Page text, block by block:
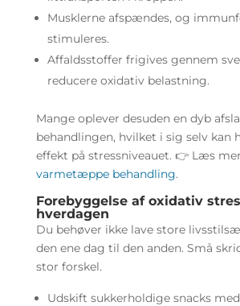
Musklerne afspændes, og
stimuleres.
Affaldsstoffer frigives gennem
reducere oxidativ belastning.
Mange oplever desuden en dyb
behandlingen, hvilket i sig selv kan
effekt på stressniveauet. 👉 Læs
varmetæppe behandling.
Forebyggelse af oxidativ
hverdagen
Du behøver ikke lave store
den ene dag til den anden. Små
stor forskel.
Udskift sukkerholdige snacks